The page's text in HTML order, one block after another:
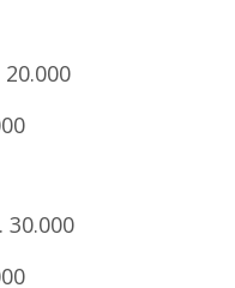
30.000